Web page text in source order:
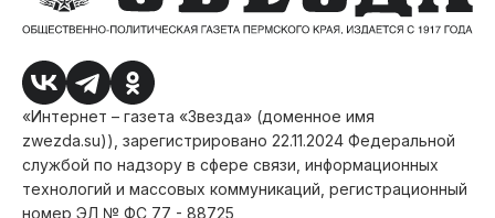
«Интернет – газета «Звезда» (доменное имя
zwezda.su)), зарегистрировано 22.11.2024 Федеральной
службой по надзору в сфере связи, информационных
технологий и массовых коммуникаций, регистрационный
номер ЭЛ № ФС 77 - 88725